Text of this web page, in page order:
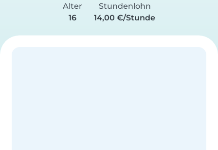
Alter
16
Stundenlohn
14,00 €/Stunde